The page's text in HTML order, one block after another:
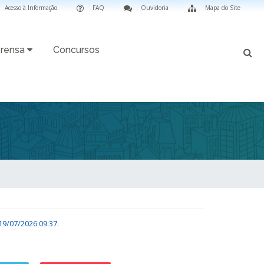
Mapa do Site
Ouvidoria
FAQ
Acesso à Informação
Concursos
07/2026 09:37.